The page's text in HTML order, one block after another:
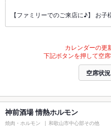
【ファミリーでのご来店に♪】 お子
カレンダーの更
下記ボタンを押して空
空席状
神前酒場 情熱ホルモン
焼肉・ホルモン 和歌山市中心部その他